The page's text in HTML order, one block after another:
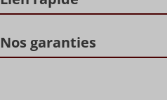
Nos garanties